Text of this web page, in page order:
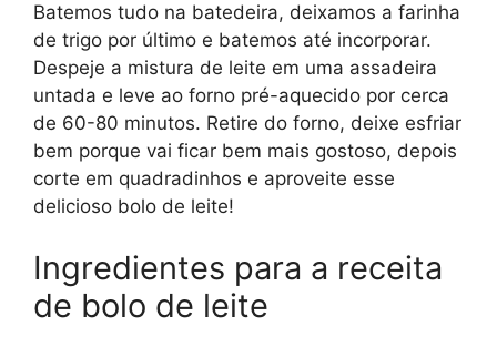
Batemos tudo na batedeira, deixamos a farinha
de trigo por último e batemos até incorporar.
Despeje a mistura de leite em uma assadeira
untada e leve ao forno pré-aquecido por cerca
de 60-80 minutos. Retire do forno, deixe esfriar
bem porque vai ficar bem mais gostoso, depois
corte em quadradinhos e aproveite esse
delicioso bolo de leite!
Ingredientes para a receita
de bolo de leite